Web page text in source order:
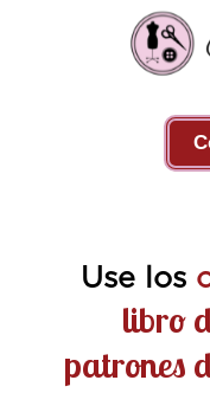
Use los
libro
patrones